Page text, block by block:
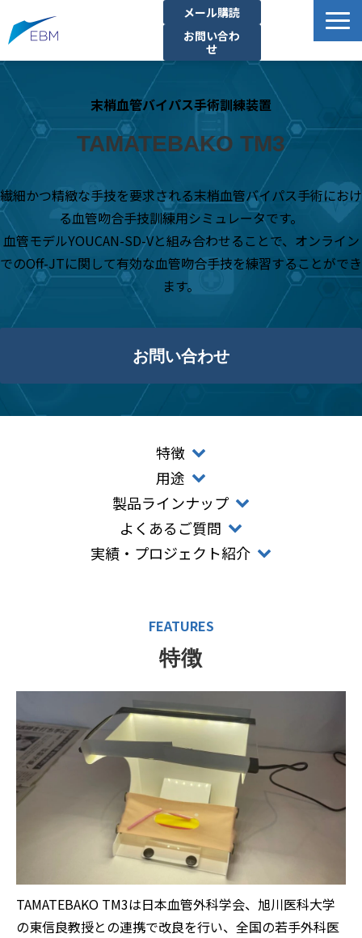
メール購読
お問い合わ
せ
製品・サービス一覧
プロジェクト・実績
お知らせ
イベント
企業情報
資料ダウンロード
末梢血管バイパス手術訓練装置
TAMATEBAKO TM3
繊細かつ精緻な手技を要求される末梢血管バイパス手術におけ
る血管吻合手技訓練用シミュレータです。
血管モデルYOUCAN-SD-Vと組み合わせることで、オンライン
でのOff-JTに関して有効な血管吻合手技を練習することができ
ます。
お問い合わせ
特徴
用途
製品ラインナップ
よくあるご質問
実績・プロジェクト紹介
FEATURES
特徴
TAMATEBAKO TM3は日本血管外科学会、旭川医科大学
の東信良教授との連携で改良を行い、全国の若手外科医